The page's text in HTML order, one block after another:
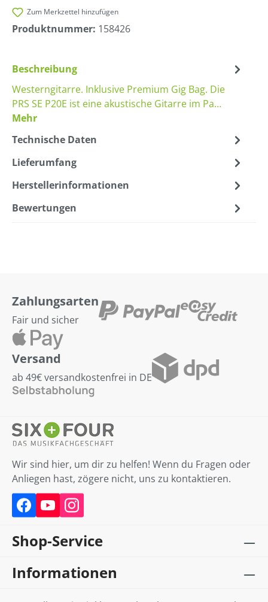
Zum Merkzettel hinzufügen
Produktnummer: 158426
Beschreibung
Westerngitarre. Inklusive Premium Gig Bag. Die
PRS SE P20E ist eine akustische Gitarre im Pa…
Mehr
Technische Daten
Lieferumfang
Herstellerinformationen
Bewertungen
Zahlungsarten
Fair und sicher
Versand
ab 49€ versandkostenfrei in DE
Wir sind hier, um dir zu helfen! Wenn du Fragen oder
Anliegen hast, zögere nicht, uns zu kontaktieren.
Shop-Service
Informationen